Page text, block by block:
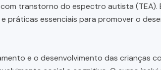
transtorno do espectro autista (TEA).
práticas essenciais para promover o
e o desenvolvimento das crianças